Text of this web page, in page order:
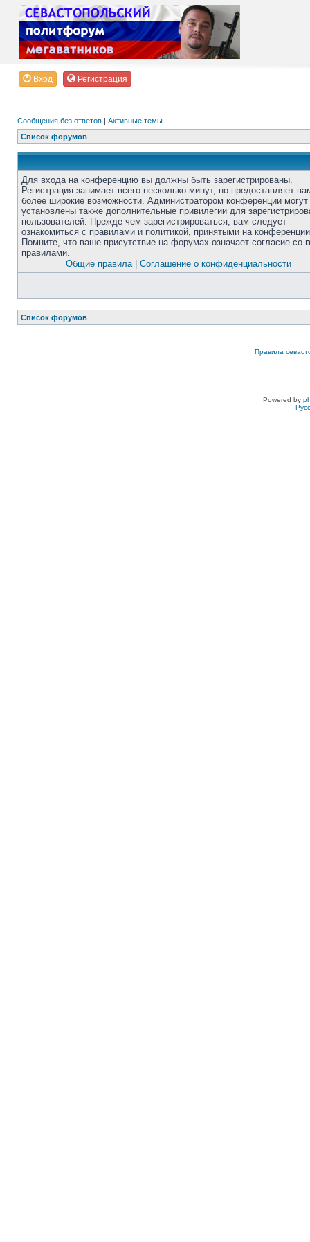
Вход Регистрация
Сообщения без ответов | Активные темы
Список форумов
Для входа на конференцию вы должны быть зарегистрированы.
Регистрация занимает всего несколько минут, но предоставляет
более широкие возможности. Администратором конференции
установлены также дополнительные привилегии для
пользователей. Прежде чем зарегистрироваться, вам следует
ознакомиться с правилами и политикой, принятыми на
Помните, что ваше присутствие на форумах означает согласие со
правилами.
Общие правила| Соглашение о конфиденциальности
Список форумов
Правила
Powered by